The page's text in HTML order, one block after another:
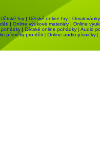
Dětské hry | Dětské online hry | Omalovánky
| Online výukové materiály | Online
pohádky | Dětské online pohádky | Audio
písničky pro děti | Online audio písničky |